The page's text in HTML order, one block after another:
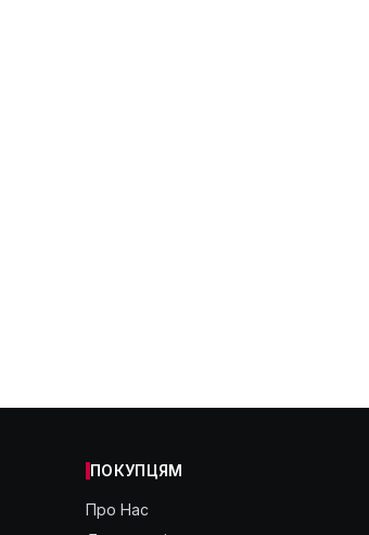
ПОКУПЦЯМ
Про Нас